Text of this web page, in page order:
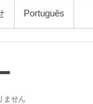
Português
ません